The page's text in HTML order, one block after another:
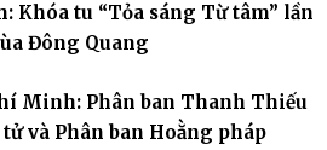
Khóa tu “Tỏa sáng Từ tâm” lần
Đông Quang
Minh: Phân ban Thanh Thiếu
và Phân ban Hoằng pháp